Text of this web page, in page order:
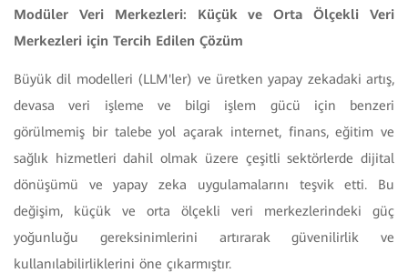
Modüler Veri Merkezleri: Küçük ve Orta Ölçekli Veri
Merkezleri için Tercih Edilen Çözüm
Büyük dil modelleri (LLM'ler) ve üretken yapay zekadaki artış,
devasa veri işleme ve bilgi işlem gücü için benzeri
görülmemiş bir talebe yol açarak internet, finans, eğitim ve
sağlık hizmetleri dahil olmak üzere çeşitli sektörlerde dijital
dönüşümü ve yapay zeka uygulamalarını teşvik etti. Bu
değişim, küçük ve orta ölçekli veri merkezlerindeki güç
yoğunluğu gereksinimlerini artırarak güvenilirlik ve
kullanılabilirliklerini öne çıkarmıştır.